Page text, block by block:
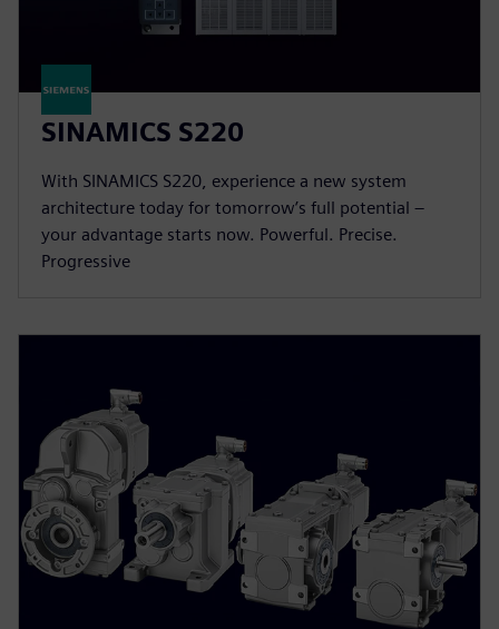
SINAMICS S220
With SINAMICS S220, experience a new system
architecture today for tomorrow’s full potential –
your advantage starts now. Powerful. Precise.
Progressive